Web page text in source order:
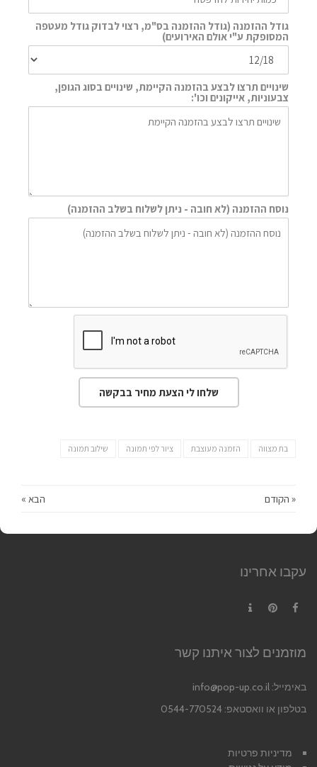
גודל ההזמנה (גודל ההזמנה בס"מ, רצוי לבדוק גודל מעטפה
המסופקת ע"י אולם האירועים)
שינויים תרצו לבצע בהזמנה הקיימת, שינויים בסוג הגופן,
צבעוניות, אייקונים וכו':
נוסח ההזמנה (לא חובה - ניתן לשלוח בשלב ההזמנה)
שלחו לי הצעת מחיר בבקשה
בת מצווה הזמנה מעוצבת ציור לפי תמונה שילוב תמונה
« הקודם הבא »
עקבו אחרינו
מוזמנים לצור איתנו קשר
באימייל: info@pop-up.co.il
בטלפון או וואסטאפ: 0544-770524
מדיניות פרטיות